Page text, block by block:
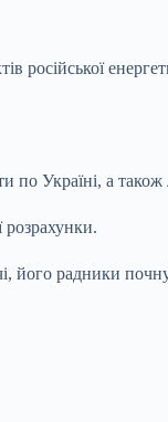
російської
по Україні, а
розрахунки.
його радники